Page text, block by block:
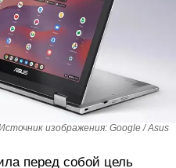
изображения: Google / Asus
перед собой цель